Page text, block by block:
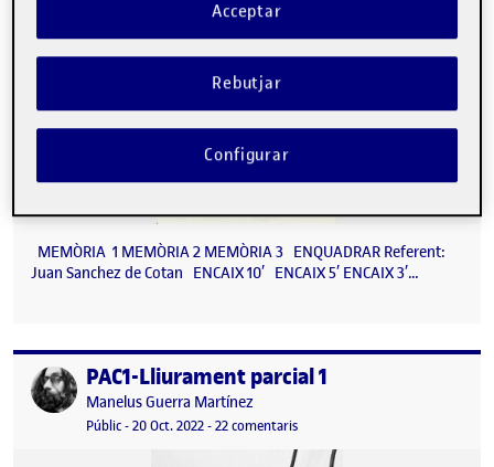
MEMÒRIA 1 MEMÒRIA 2 MEMÒRIA 3 ENQUADRAR Referent:
Juan Sanchez de Cotan ENCAIX 10′ ENCAIX 5′ ENCAIX 3′…
Publicat perPAC1-Lliurament parcial 1
Publicat per
Manelus Guerra Martínez
Visibilitat:
Públic-Data de publicació
20 Oct. 202221 octubre, 2022 4:30 pm
-22 comentarisa PAC1-Lliurament parcial 1
Rebutjar
Acceptar
Configurar